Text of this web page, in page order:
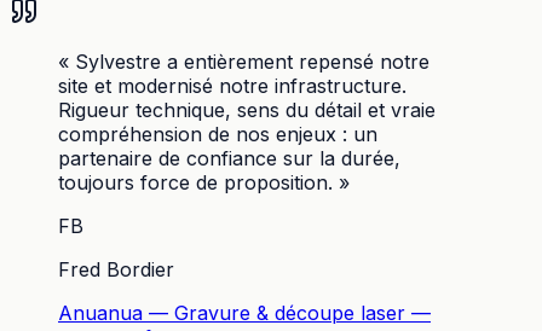
« Sylvestre a entièrement repensé notre
site et modernisé notre infrastructure.
Rigueur technique, sens du détail et vraie
compréhension de nos enjeux : un
partenaire de confiance sur la durée,
toujours force de proposition. »
FB
Fred Bordier
Anuanua — Gravure & découpe laser —